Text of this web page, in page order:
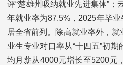
评“楚雄州吸纳就业先进集体”
年就业率为87.5%，2025年毕
居全省前列。除高就业率外，
业生专业对口率从“十四五”初
均月薪从4000元增长至5200元